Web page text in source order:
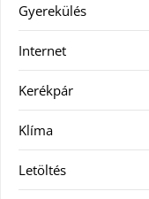
Gyerekülés
Internet
Kerékpár
Klíma
Letöltés